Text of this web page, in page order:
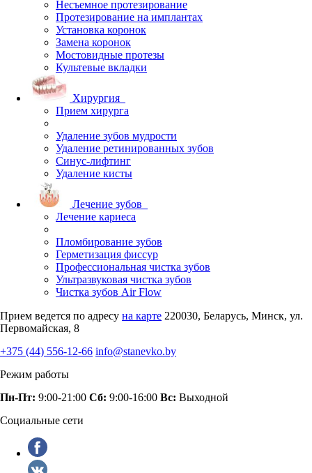
Несъемное протезирование
Протезирование на имплантах
Установка коронок
Замена коронок
Мостовидные протезы
Культевые вкладки
Хирургия
Прием хирурга
Удаление зубов мудрости
Удаление ретинированных зубов
Синус-лифтинг
Удаление кисты
Лечение зубов
Лечение кариеса
Пломбирование зубов
Герметизация фиссур
Профессиональная чистка зубов
Ультразвуковая чистка зубов
Чистка зубов Air Flow
Прием ведется по адресу на карте 220030, Беларусь, Минск, ул.
Первомайская, 8
+375 (44) 556-12-66 info@stanevko.by
Режим работы
Пн-Пт: 9:00-21:00 Сб: 9:00-16:00 Вс: Выходной
Социальные сети